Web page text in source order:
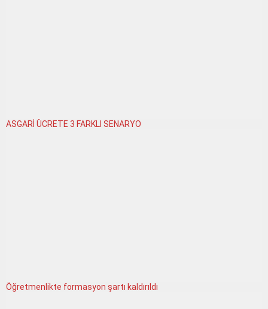
ASGARİ ÜCRETE 3 FARKLI SENARYO
Öğretmenlikte formasyon şartı kaldırıldı